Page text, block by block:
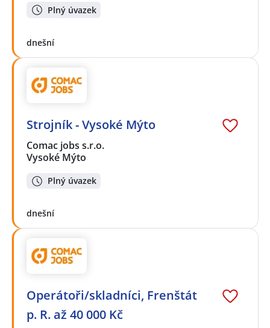
Plný úvazek
dnešní
Strojník - Vysoké Mýto
Comac jobs s.r.o.
Vysoké Mýto
Plný úvazek
dnešní
Operátoři/skladníci, Frenštát
p. R. až 40 000 Kč